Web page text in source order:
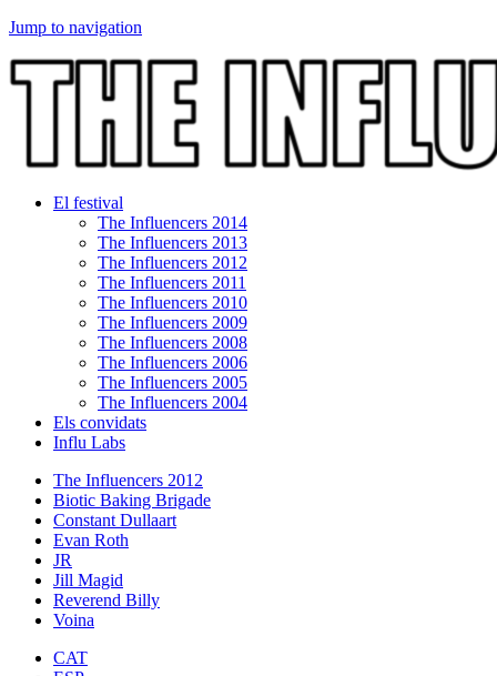
Jump to navigation
El festival
The Influencers 2014
The Influencers 2013
The Influencers 2012
The Influencers 2011
The Influencers 2010
The Influencers 2009
The Influencers 2008
The Influencers 2006
The Influencers 2005
The Influencers 2004
Els convidats
Influ Labs
The Influencers 2012
Biotic Baking Brigade
Constant Dullaart
Evan Roth
JR
Jill Magid
Reverend Billy
Voina
CAT